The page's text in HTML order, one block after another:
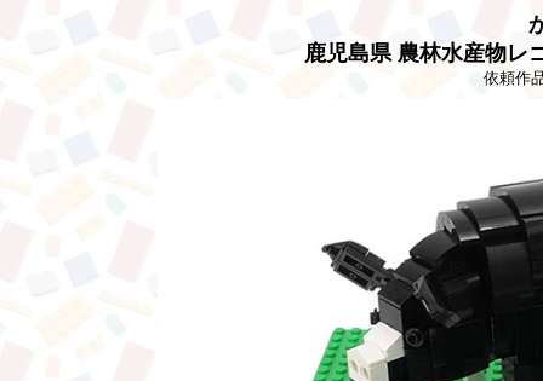
鹿児島県 農林水産物レ
依頼作